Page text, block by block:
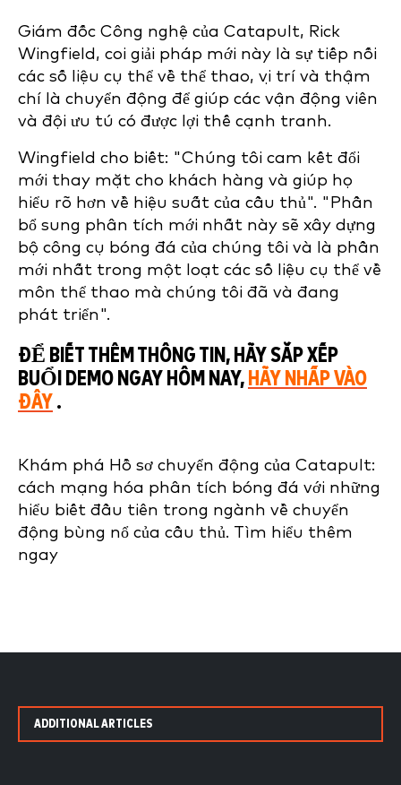
Giám đốc Công nghệ của Catapult, Rick
Wingfield, coi giải pháp mới này là sự tiếp nối
các số liệu cụ thể về thể thao, vị trí và thậm
chí là chuyển động để giúp các vận động viên
và đội ưu tú có được lợi thế cạnh tranh.
Wingfield cho biết: "Chúng tôi cam kết đổi
mới thay mặt cho khách hàng và giúp họ
hiểu rõ hơn về hiệu suất của cầu thủ". "Phần
bổ sung phân tích mới nhất này sẽ xây dựng
bộ công cụ bóng đá của chúng tôi và là phần
mới nhất trong một loạt các số liệu cụ thể về
môn thể thao mà chúng tôi đã và đang
phát triển".
ĐỂ BIẾT THÊM THÔNG TIN, HÃY SẮP XẾP
BUỔI DEMO NGAY HÔM NAY, HÃY NHẤP VÀO
ĐÂY .
Khám phá Hồ sơ chuyển động của Catapult:
cách mạng hóa phân tích bóng đá với những
hiểu biết đầu tiên trong ngành về chuyển
động bùng nổ của cầu thủ. Tìm hiểu thêm
ngay
ADDITIONAL ARTICLES